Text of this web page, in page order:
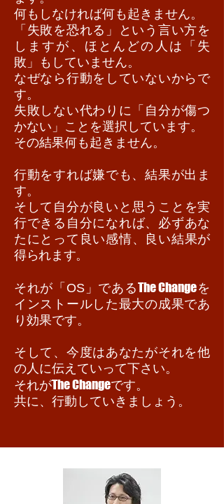
何もしなければ何も起きません。
「失敗を恐れる」という言い方を
しますが、ほとんどの人は「失
敗」もしていません。
なぜなら行動をしていないからで
す。
失敗しない代わりに「自分が傷つ
かない」ことを選択しています。
その結果何も起きません。
行動をすれば嫌でも、結果が出ま
す。
そして自分が良いと思うことを実
行できる自分になれば、必ずあな
たにとって良い感情、良い結果が
得られます。
それが「OS」であるThe Changeを
インストールした最大の成果であ
り効果です。
そして、今度はあなたがそれを他
の人に伝えていって下さい。
それがThe Changeです。
共に、行動していきましょう。